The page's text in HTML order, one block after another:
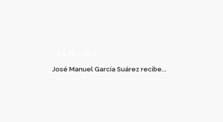
José Manuel García Suárez recibe...